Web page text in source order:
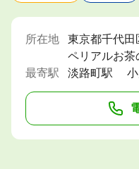
所在地
東京都千代田
ペリアルお茶
最寄駅
淡路町駅